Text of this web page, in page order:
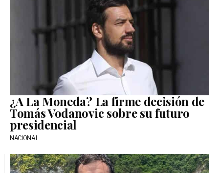
¿A La Moneda? La firme decisión de
Tomás Vodanovic sobre su futuro
presidencial
NACIONAL